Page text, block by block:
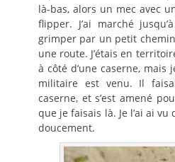
là-bas, alors un mec avec
flipper. J’ai marché
grimper par un petit
une route. J’étais en
à côté d’une caserne, mais
militaire est venu. Il
caserne, et s’est amené
que je faisais là. Je l’ai ai
doucement.